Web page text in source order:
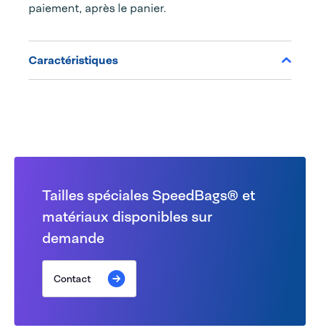
paiement, après le panier.
Caractéristiques
Tailles spéciales SpeedBags® et
matériaux disponibles sur
demande
Contact